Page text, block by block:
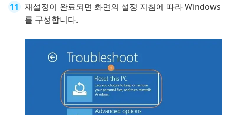
재설정이 완료되면 화면의 설정 지침에 따라 Windows
를 구성합니다.